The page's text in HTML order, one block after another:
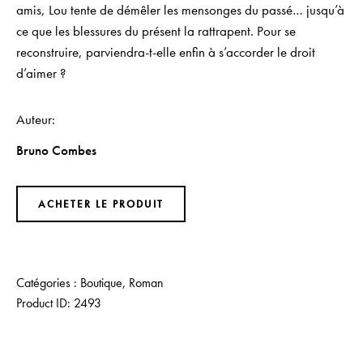
amis, Lou tente de démêler les mensonges du passé… jusqu’à
ce que les blessures du présent la rattrapent. Pour se
reconstruire, parviendra-t-elle enfin à s’accorder le droit
d’aimer ?
Auteur
Bruno Combes
ACHETER LE PRODUIT
Catégories : Boutique, Roman
Product ID: 2493